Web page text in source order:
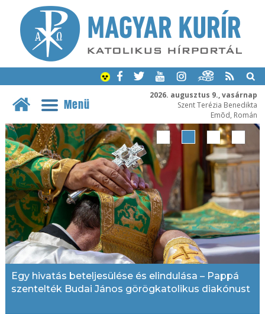
2026. augusztus 9., vasárnap
Szent Terézia Benedikta
Emõd, Román
Menü
Egy hivatás beteljesülése és elindulása – Pappá
szentelték Budai János görögkatolikus diakónust